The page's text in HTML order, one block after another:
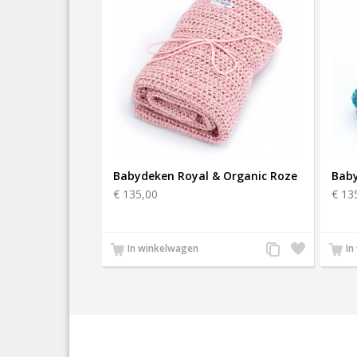
Babydeken Royal & Organic Roze
€ 135,00
In winkelwagen
Zet
op
Voeg
toe
€
In